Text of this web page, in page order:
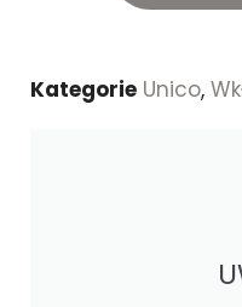
Kategorie Unico,